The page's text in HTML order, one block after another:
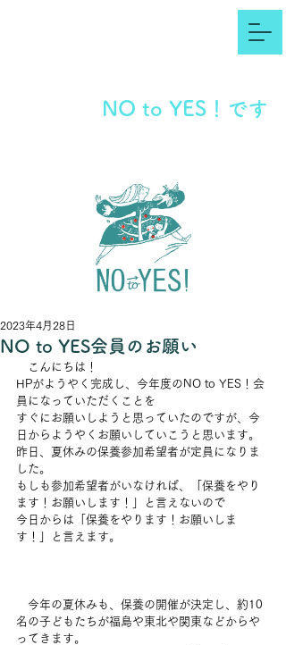
NO to YES！です
NO to YES会員のお願い
2023年4月28日
こんにちは！
HPがようやく完成し、今年度のNO to YES！会
員になっていただくことを
すぐにお願いしようと思っていたのですが、今
日からようやくお願いしていこうと思います。
昨日、夏休みの保養参加希望者が定員になりま
した。
もしも参加希望者がいなければ、「保養をやり
ます！お願いします！」と言えないので
今日からは「保養をやります！お願いしま
す！」と言えます。
今年の夏休みも、保養の開催が決定し、約10
名の子どもたちが福島や東北や関東などからや
ってきます。